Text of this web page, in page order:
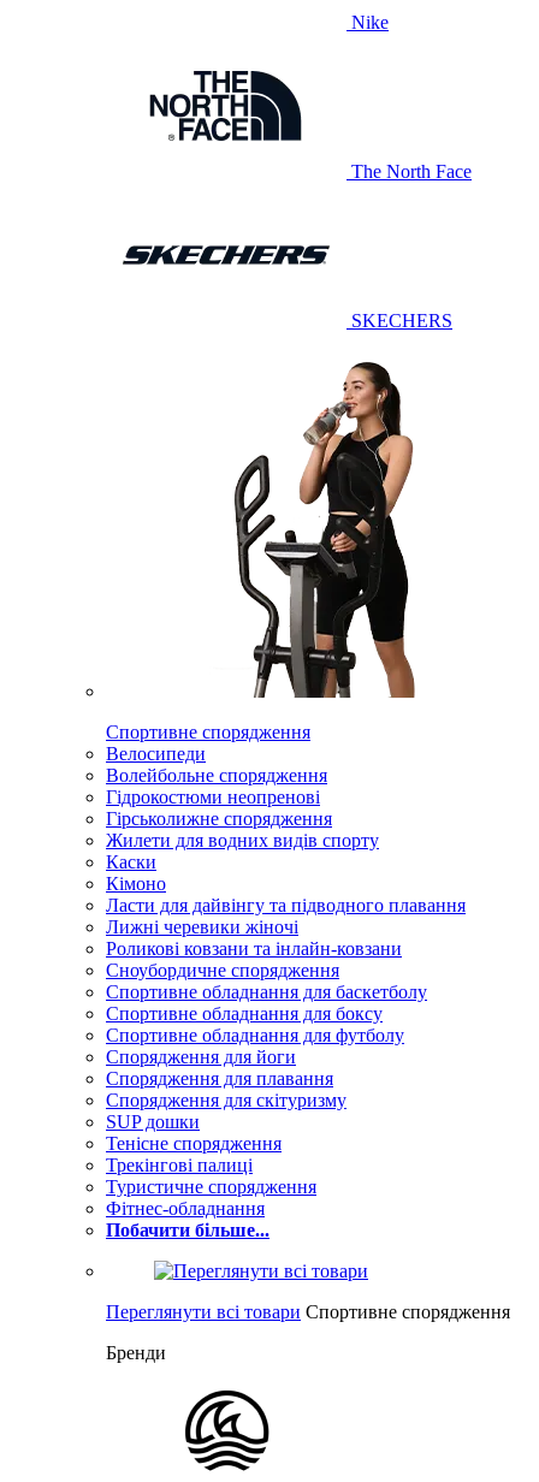
Nike
The North Face
SKECHERS
Спортивне спорядження
Велосипеди
Волейбольне спорядження
Гідрокостюми неопренові
Гірськолижне спорядження
Жилети для водних видів спорту
Каски
Кімоно
Ласти для дайвінгу та підводного плавання
Лижні черевики жіночі
Роликові ковзани та інлайн-ковзани
Сноубордичне спорядження
Спортивне обладнання для баскетболу
Спортивне обладнання для боксу
Спортивне обладнання для футболу
Спорядження для йоги
Спорядження для плавання
Спорядження для скітуризму
SUP дошки
Тенісне спорядження
Трекінгові палиці
Туристичне спорядження
Фітнес-обладнання
Побачити більше...
Переглянути всі товари Спортивне спорядження
Бренди